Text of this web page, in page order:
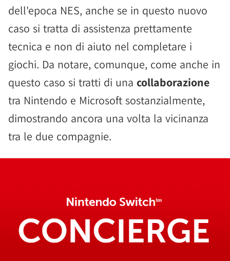
dell'epoca NES, anche se in questo nuovo
caso si tratta di assistenza prettamente
tecnica e non di aiuto nel completare i
giochi. Da notare, comunque, come anche in
questo caso si tratti di una collaborazione
tra Nintendo e Microsoft sostanzialmente,
dimostrando ancora una volta la vicinanza
tra le due compagnie.